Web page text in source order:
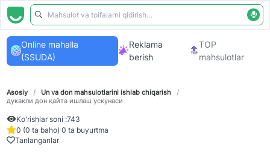
Online mahalla
(SSUDA)
Reklama
berish
TOP
mahsulotlar
Asosiy / Un va don mahsulotlarini ishlab chiqarish
/
дукакли дон қайта ишлаш ускунаси
Ko'rishlar soni :743
0 (0 ta baho) 0 ta buyurtma
Tanlanganlar